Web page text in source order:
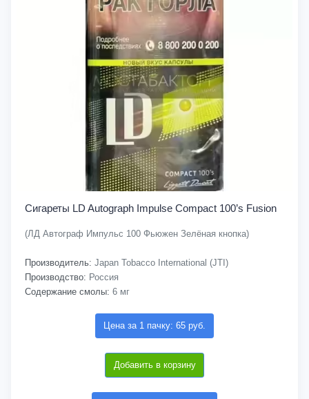
Сигареты LD Autograph Impulse Compact 100’s Fusion
(ЛД Автограф Импульс 100 Фьюжен Зелёная кнопка)
Производитель: Japan Tobacco International (JTI)
Производство: Россия
Содержание смолы: 6 мг
Цена за 1 пачку: 65 руб.
Добавить в корзину